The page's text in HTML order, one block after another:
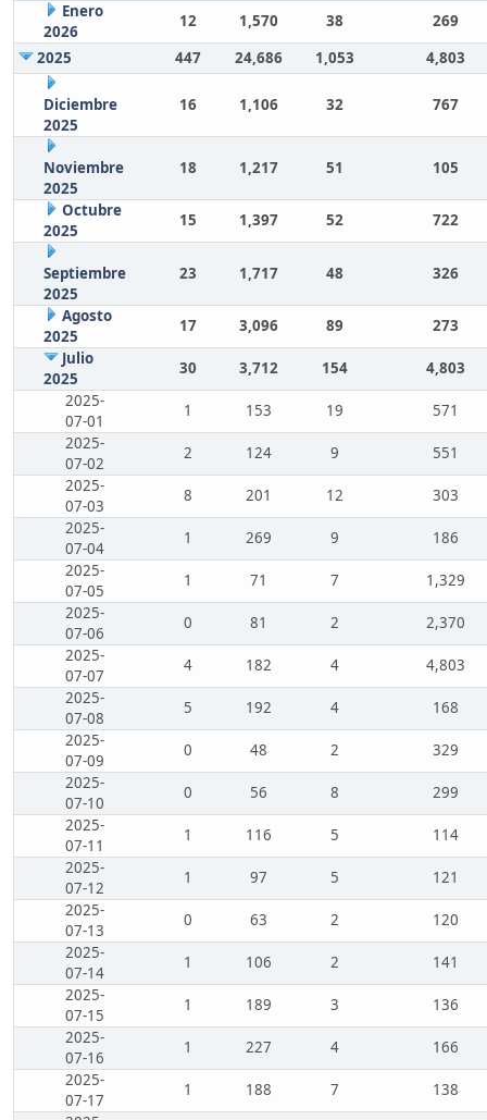
Enero
2026
12 1,570 38
269
2025
447 24,686 1,053 4,803
Diciembre
2025
16 1,106 32 767
Noviembre
2025
18 1,217 51 105
Octubre
2025
15 1,397 52 722
Septiembre
2025
23 1,717 48 326
Agosto
2025
17 3,096 89
273
Julio
2025
30 3,712 154
4,803
2025-
07-01
1 153 19
571
2025-
07-02
2 124 9
551
2025-
07-03
8 201 12
303
2025-
07-04
1 269 9
186
2025-
07-05
1 71 7
1,329
2025-
07-06
0 81 2
2,370
2025-
07-07
4 182 4
4,803
2025-
07-08
5 192 4
168
2025-
07-09
0 48 2
329
2025-
07-10
0 56 8
299
2025-
07-11
1 116 5
114
2025-
07-12
1 97 5
121
2025-
07-13
0 63 2
120
2025-
07-14
1 106 2
141
2025-
07-15
1 189 3
136
2025-
07-16
1 227 4
166
2025-
07-17
1 188 7
138